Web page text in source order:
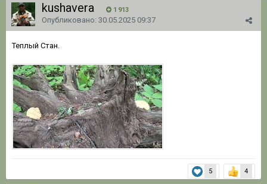
kushavera 1 913
Опубликовано: 30.05.2025 09:37
Теплый Стан.
5 4